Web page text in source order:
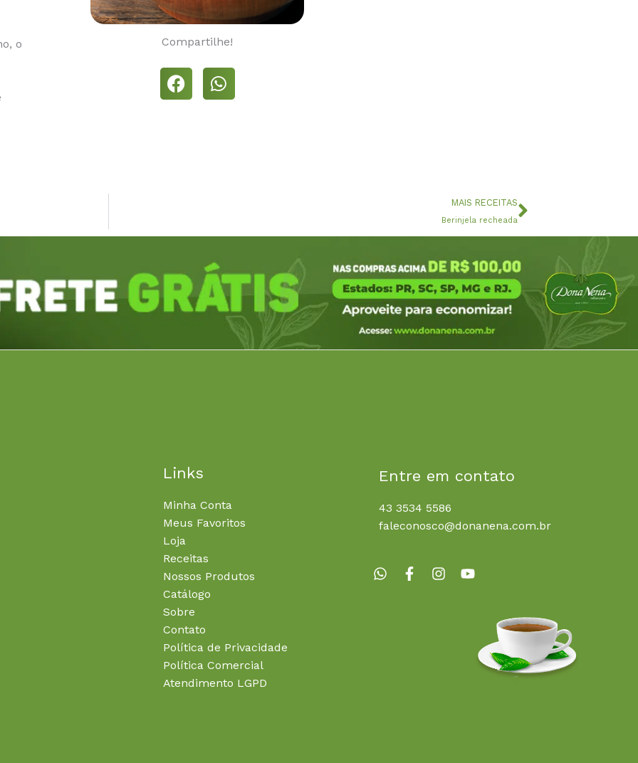
o
Compartilhe!
MAIS RECEITAS
Berinjela recheada
Próximo
Links
Minha Conta
Meus Favoritos
Loja
Receitas
Nossos Produtos
Catálogo
Sobre
Contato
Política de Privacidade
Política Comercial
Atendimento LGPD
Entre em contato
43 3534 5586
faleconosco@donanena.com.br